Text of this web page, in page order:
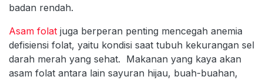
badan rendah.
Asam folat juga berperan penting mencegah anemia
defisiensi folat, yaitu kondisi saat tubuh kekurangan sel
darah merah yang sehat. Makanan yang kaya akan
asam folat antara lain sayuran hijau, buah-buahan,